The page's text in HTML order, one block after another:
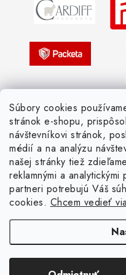
Súbory cookies
stránok e-shopu,
návštevníkovi stránok,
médií a na analýzu
našej stránky tiež
reklamnými a
partneri potrebujú Váš
cookies. Chcem vedieť
Žiadosť dotknutej osoby
Pletený slovník anglicky-česky
Pletený slovník česky-anglicky
Žienka domáca.